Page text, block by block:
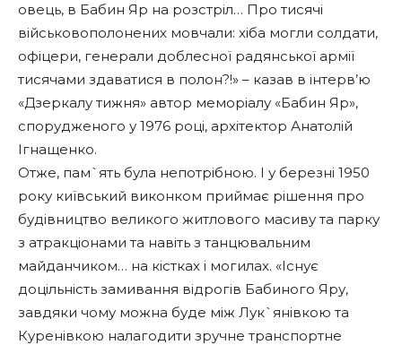
овець, в Бабин Яр на розстріл… Про тисячі
військовополонених мовчали: хіба могли солдати,
офіцери, генерали доблесної радянської армії
тисячами здаватися в полон?!» – казав в інтерв’ю
«Дзеркалу тижня» автор меморіалу «Бабин Яр»,
спорудженого у 1976 році, архітектор Анатолій
Ігнащенко.
Отже, пам`ять була непотрібною. І у березні 1950
року київський виконком приймає рішення про
будівництво великого житлового масиву та парку
з атракціонами та навіть з танцювальним
майданчиком… на кістках і могилах. «Існує
доцільність замивання відрогів Бабиного Яру,
завдяки чому можна буде між Лук`янівкою та
Куренівкою налагодити зручне транспортне